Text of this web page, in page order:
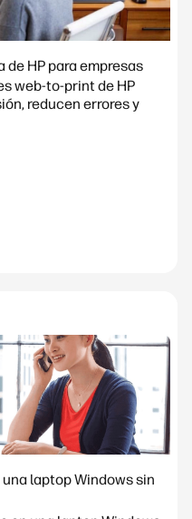
HP para empresas
web-to-print de HP
reducen errores y
laptop Windows sin